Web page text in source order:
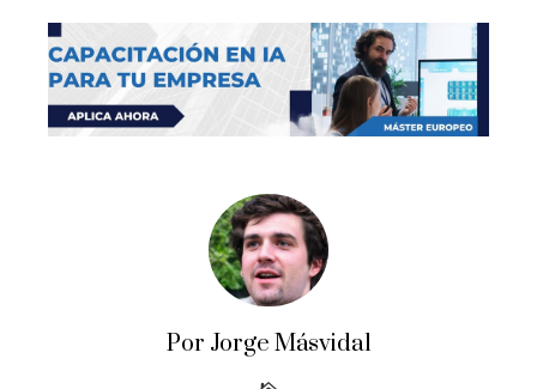
Por Jorge Másvidal